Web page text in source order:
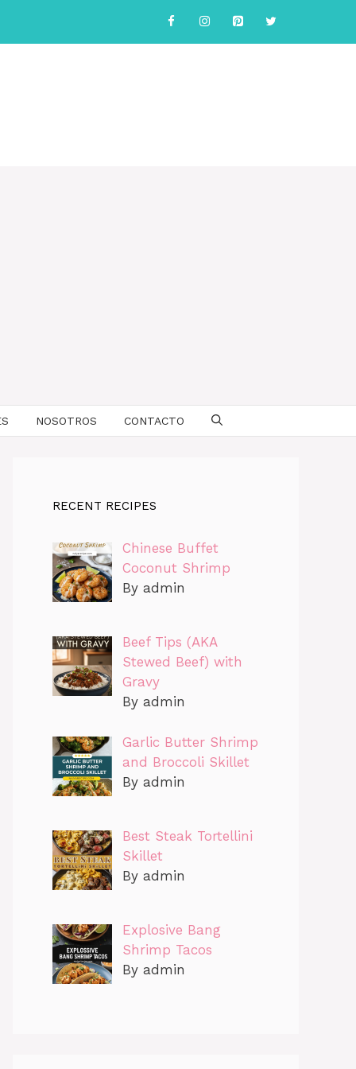
NOSOTROS CONTACTO
RECENT RECIPES
Chinese Buffet
Coconut Shrimp
By admin
Beef Tips (AKA
Stewed Beef) with
Gravy
By admin
Garlic Butter Shrimp
and Broccoli Skillet
By admin
Best Steak Tortellini
Skillet
By admin
Explosive Bang
Shrimp Tacos
By admin